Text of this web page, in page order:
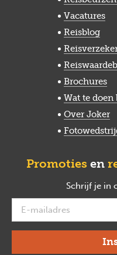
Vacatures
Reisblog
Brochures
Wat te doen
Over Joker
Promoties en
Schrijf je in